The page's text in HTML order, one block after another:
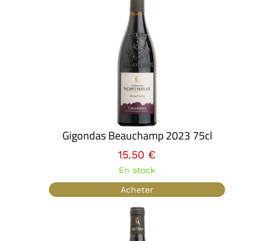
Gigondas Beauchamp 2023 75cl
15.50 €
En stock
Acheter